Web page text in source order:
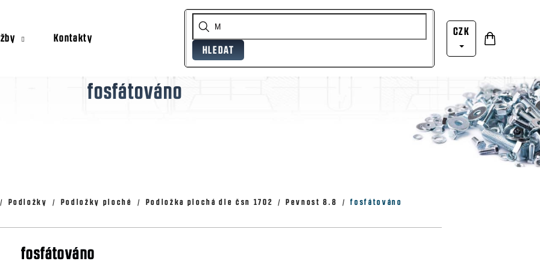
Kontakty
HLEDAT
CZK
Přihlášení
Nákupní
košík
fosfátováno
Podložky Podložky ploché Podložka plochá dle čsn 1702 Pevnost 8.8 fosfátováno
fosfátováno
Doporučujeme